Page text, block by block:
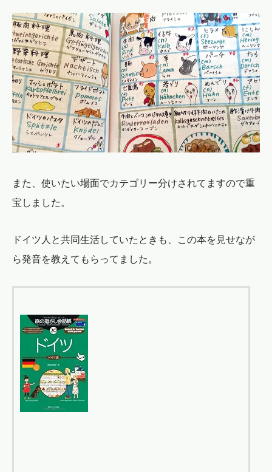
また、使いたい場面でカテゴリー分けされてますので重
宝しました。
ドイツ人と共同生活していたときも、この本を見せなが
ら発音を教えてもらってました。